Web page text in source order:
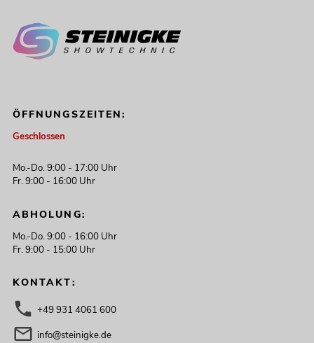
ÖFFNUNGSZEITEN:
Geschlossen
Mo.-Do. 9:00 - 17:00 Uhr
Fr. 9:00 - 16:00 Uhr
ABHOLUNG:
Mo.-Do. 9:00 - 16:00 Uhr
Fr. 9:00 - 15:00 Uhr
KONTAKT:
+49 931 4061 600
info@steinigke.de